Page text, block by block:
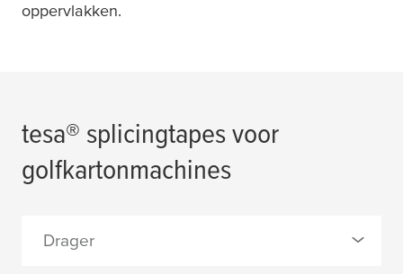
oppervlakken.
tesa® splicingtapes voor
golfkartonmachines
Drager